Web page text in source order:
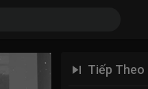
Tiếp Theo